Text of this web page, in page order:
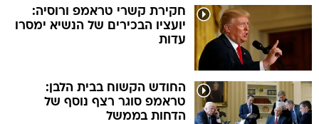
חקירת קשרי טראמפ ורוסיה:
יועציו הבכירים של הנשיא ימסרו
עדות
החודש הקשוח בבית הלבן:
טראמפ סוגר רצף נוסף של
הדחות בממשל